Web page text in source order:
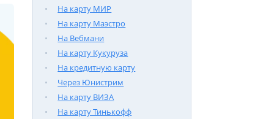
На карту МИР
На карту Маэстро
На Вебмани
На карту Кукуруза
На кредитную карту
Через Юнистрим
На карту ВИЗА
На карту Тинькофф